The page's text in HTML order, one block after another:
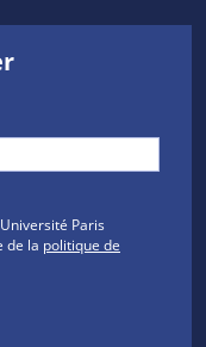
Paris
de la politique de